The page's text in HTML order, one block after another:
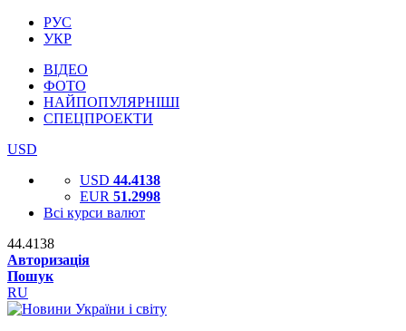
РУС
УКР
ВІДЕО
ФОТО
НАЙПОПУЛЯРНІШІ
СПЕЦПРОЕКТИ
USD
USD 44.4138
EUR 51.2998
Всі курси валют
44.4138
Авторизація
Пошук
RU